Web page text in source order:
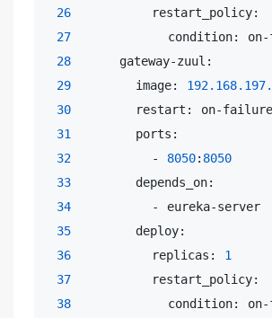
26
          restart_policy:
27
condition: on-
28
      gateway-zuul:
29
        image:
192.168.197
30
        restart: on-failure
31
        ports:
32
          -
8050: 8050
33
        depends_on:
34
          - eureka-server
35
        deploy:
36
          replicas:
1
37
          restart_policy:
38
condition: on-